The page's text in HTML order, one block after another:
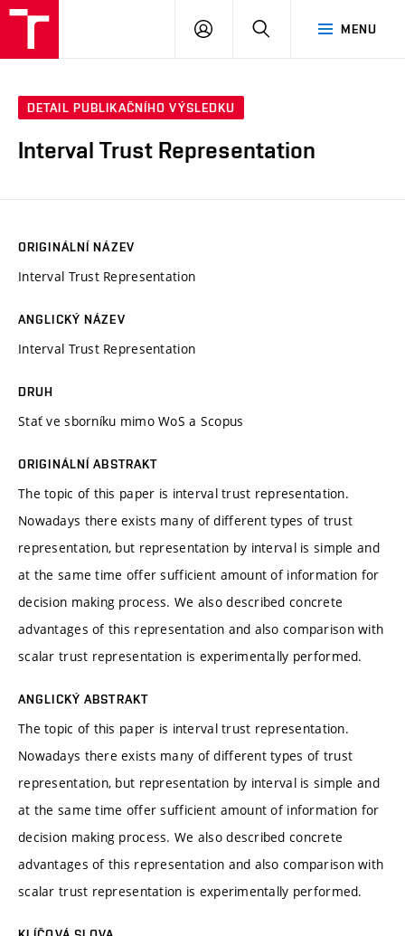
MENU
PŘIHLÁSIT
DETAIL PUBLIKAČNÍHO VÝSLEDKU
Interval Trust Representation
ORIGINÁLNÍ NÁZEV
Interval Trust Representation
ANGLICKÝ NÁZEV
Interval Trust Representation
DRUH
Stať ve sborníku mimo WoS a Scopus
ORIGINÁLNÍ ABSTRAKT
The topic of this paper is interval trust representation.
Nowadays there exists many of different types of trust
representation, but representation by interval is simple and
at the same time offer sufficient amount of information for
decision making process. We also described concrete
advantages of this representation and also comparison with
scalar trust representation is experimentally performed.
ANGLICKÝ ABSTRAKT
The topic of this paper is interval trust representation.
Nowadays there exists many of different types of trust
representation, but representation by interval is simple and
at the same time offer sufficient amount of information for
decision making process. We also described concrete
advantages of this representation and also comparison with
scalar trust representation is experimentally performed.